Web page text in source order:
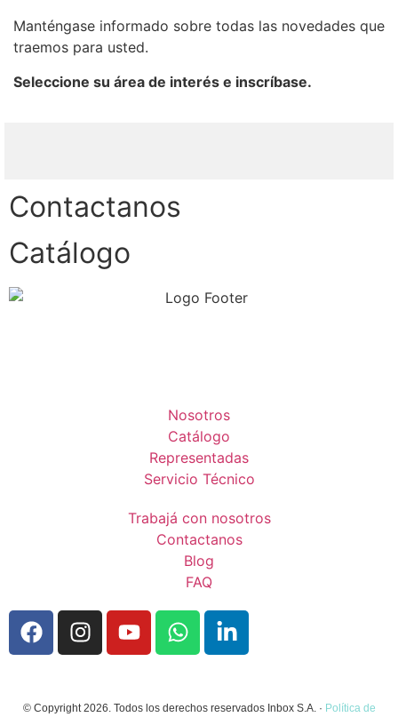
Manténgase informado sobre todas las novedades que
traemos para usted.
Seleccione su área de interés e inscríbase.
Contactanos
Catálogo
Nosotros
Catálogo
Representadas
Servicio Técnico
Trabajá con nosotros
Contactanos
Blog
FAQ
© Copyright 2026. Todos los derechos reservados Inbox S.A. · Política de